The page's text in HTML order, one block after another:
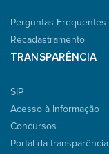
Perguntas Frequentes
Recadastramento
TRANSPARÊNCIA
SIP
Acesso à Informação
Concursos
Portal da transparência